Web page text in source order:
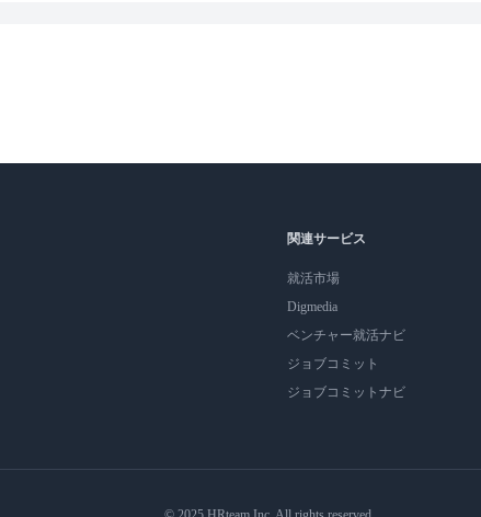
関連サービス
就活市場
Digmedia
ベンチャー就活ナビ
ジョブコミット
ジョブコミットナビ